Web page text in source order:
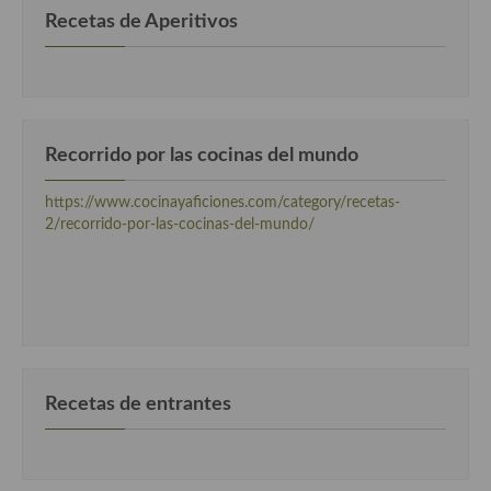
Recetas de fiesta, Navidad y días señalados
Cocina Americana
Cocina Argentina
Cocina Cubana
Recetas de Aperitivos
Recorrido por las cocinas del mundo
https://www.cocinayaficiones.com/category/recetas-
2/recorrido-por-las-cocinas-del-mundo/
Recetas de entrantes